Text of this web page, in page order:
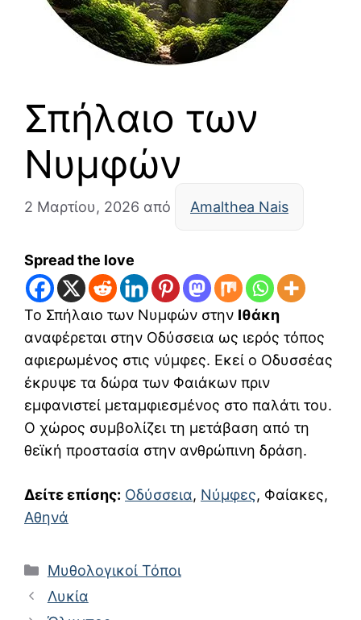
Σπήλαιο των
Νυμφών
2 Μαρτίου, 2026 από Amalthea Nais
Spread the love
Το Σπήλαιο των Νυμφών στην Ιθάκη
αναφέρεται στην Οδύσσεια ως ιερός τόπος
αφιερωμένος στις νύμφες. Εκεί ο Οδυσσέας
έκρυψε τα δώρα των Φαιάκων πριν
εμφανιστεί μεταμφιεσμένος στο παλάτι του.
Ο χώρος συμβολίζει τη μετάβαση από τη
θεϊκή προστασία στην ανθρώπινη δράση.
Δείτε επίσης: Οδύσσεια, Νύμφες, Φαίακες,
Αθηνά
Κατηγορίες
Μυθολογικοί Τόποι
Λυκία